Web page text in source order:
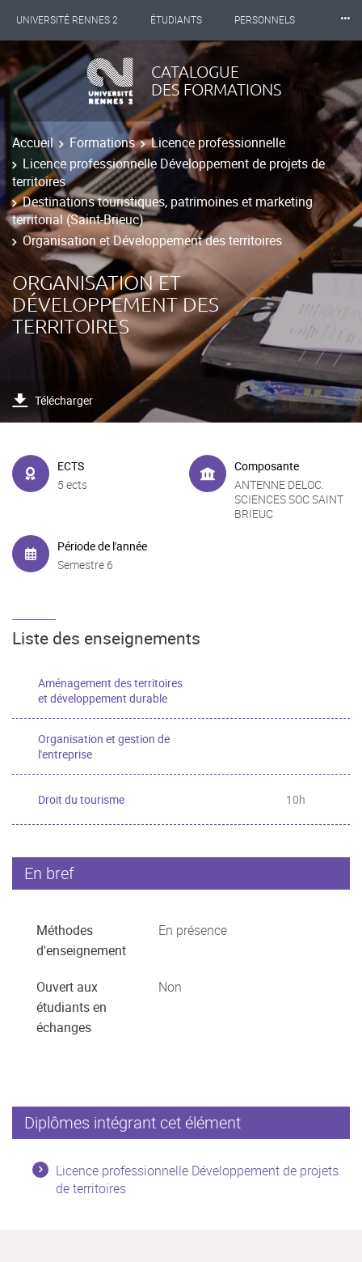
UNIVERSITÉ RENNES 2 ÉTUDIANTS PERSONNELS
INTERNATIONAL PROFESSIONNELS
LES NOUVELLES DE RENNES 2
⸱⸱⸱
CATALOGUE
DES FORMATIONS
Accueil Formations
Licence professionnelle
Licence professionnelle Développement de projets de
territoires
Destinations touristiques, patrimoines et marketing
territorial (Saint-Brieuc)
Organisation et Développement des territoires
ORGANISATION ET
DÉVELOPPEMENT DES
TERRITOIRES
Télécharger
ECTS
5 ects
Composante
ANTENNE DELOC.
SCIENCES SOC SAINT
BRIEUC
Période de l'année
Semestre 6
Liste des enseignements
Aménagement des territoires
et développement durable
Organisation et gestion de
l'entreprise
Droit du tourisme 10h
En bref
Méthodes
d'enseignement
En présence
Ouvert aux
étudiants en
échanges
Non
Diplômes intégrant cet élément
Licence professionnelle Développement de projets
de territoires